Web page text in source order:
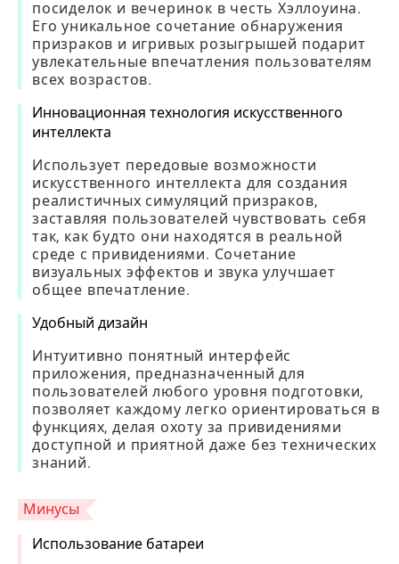
посиделок и вечеринок в честь Хэллоуина.
Его уникальное сочетание обнаружения
призраков и игривых розыгрышей подарит
увлекательные впечатления пользователям
всех возрастов.
Инновационная технология искусственного
интеллекта
Использует передовые возможности
искусственного интеллекта для создания
реалистичных симуляций призраков,
заставляя пользователей чувствовать себя
так, как будто они находятся в реальной
среде с привидениями. Сочетание
визуальных эффектов и звука улучшает
общее впечатление.
Удобный дизайн
Интуитивно понятный интерфейс
приложения, предназначенный для
пользователей любого уровня подготовки,
позволяет каждому легко ориентироваться в
функциях, делая охоту за привидениями
доступной и приятной даже без технических
знаний.
Минусы
Использование батареи